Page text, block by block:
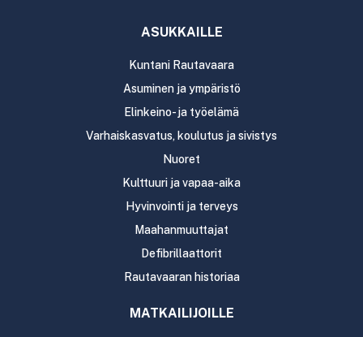
ASUKKAILLE
Kuntani Rautavaara
Asuminen ja ympäristö
Elinkeino- ja työelämä
Varhaiskasvatus, koulutus ja sivistys
Nuoret
Kulttuuri ja vapaa-aika
Hyvinvointi ja terveys
Maahanmuuttajat
Defibrillaattorit
Rautavaaran historiaa
MATKAILIJOILLE